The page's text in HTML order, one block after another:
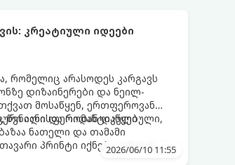
კრეატიული იდეები
რომელიც არასოდეს კარგავს
დიზაინერები და ნეილ-
მოსაწყენ, ერთფეროვან
და რომანტიკული
ალისფერიდან დაწყებული,
ნათელი და თამამი
პრინტი იქნება ივნისის
2026/06/10 11:55